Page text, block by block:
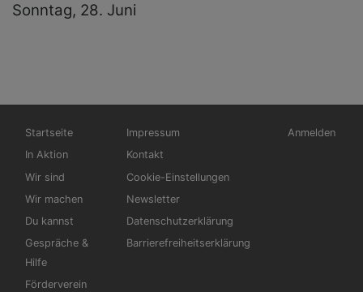
Sonntag, 28. Juni
Hauptnavigation
Startseite
In Aktion
Wir sind
Wir machen
Du kannst
Gespräche &
Hilfe
Förderverein
Fußbereichsmenü
Impressum
Kontakt
Cookie-Einstellungen
Newsletter
Datenschutzerklärung
Barrierefreiheitserklärung
Anmelden